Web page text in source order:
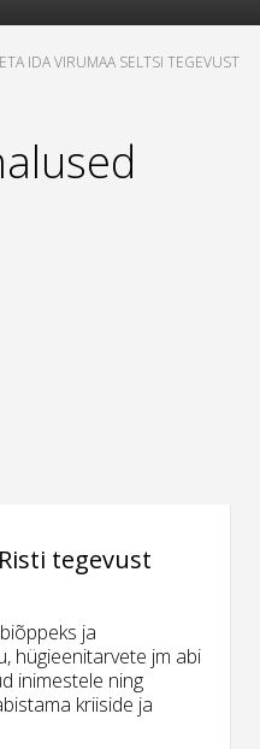
IDA VIRUMAA SELTSI TEGEVUST
tegevust
ja
hügieenitarvete jm abi
inimestele ning
kriiside ja